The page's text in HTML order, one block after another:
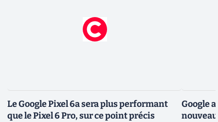
Le Google Pixel 6a sera plus performant
que le Pixel 6 Pro, sur ce point précis
Google